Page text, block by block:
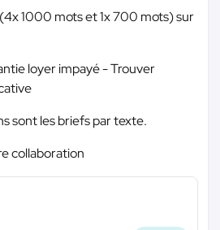
1000 mots et 1x 700 mots) sur
loyer impayé - Trouver
sont les briefs par texte.
collaboration